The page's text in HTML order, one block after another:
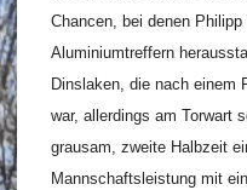
Chancen, bei denen
Aluminiumtreffern
Dinslaken, die nach einem
war, allerdings am Torwart
grausam, zweite Halbzeit
Mannschaftsleistung mit